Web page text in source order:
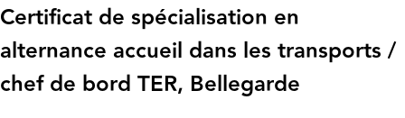
Certificat de spécialisation en
alternance accueil dans les transports /
chef de bord TER, Bellegarde